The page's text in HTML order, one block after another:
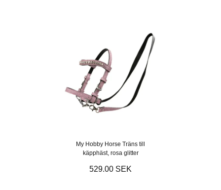
My Hobby Horse Träns till
käpphäst, rosa glitter
529.00 SEK